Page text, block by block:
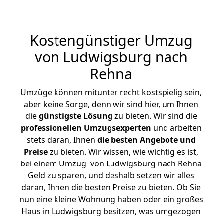
Kostengünstiger Umzug
von Ludwigsburg nach
Rehna
Umzüge können mitunter recht kostspielig sein,
aber keine Sorge, denn wir sind hier, um Ihnen
diegünstigste Lösung zu bieten. Wir sind die
professionellen Umzugsexperten und arbeiten
stets daran, Ihnen die besten Angebote und
Preisezu bieten. Wir wissen, wie wichtig es ist,
bei einem Umzug von Ludwigsburg nach Rehna
Geld zu sparen, und deshalb setzen wir alles
daran, Ihnen die besten Preise zu bieten. Ob Sie
nun eine kleine Wohnung haben oder ein großes
Haus in Ludwigsburg besitzen, was umgezogen